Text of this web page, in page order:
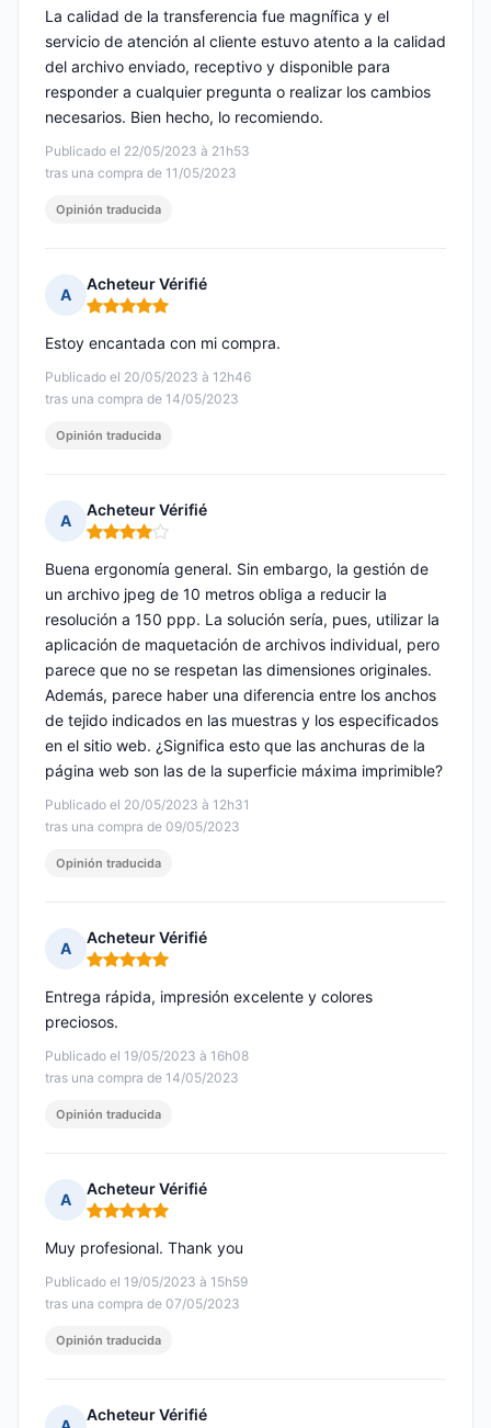
Publicado el 22/05/2023 à 21h53
tras una compra de 11/05/2023
La calidad de la transferencia fue magnífica y el
servicio de atención al cliente estuvo atento a la calidad
del archivo enviado, receptivo y disponible para
responder a cualquier pregunta o realizar los cambios
necesarios. Bien hecho, lo recomiendo.
Opinión traducida
A
Acheteur Vérifié
Nota: 5 de 5
Publicado el 20/05/2023 à 12h46
tras una compra de 14/05/2023
Estoy encantada con mi compra.
Opinión traducida
A
Acheteur Vérifié
Nota: 4 de 5
Publicado el 20/05/2023 à 12h31
tras una compra de 09/05/2023
Buena ergonomía general. Sin embargo, la gestión de
un archivo jpeg de 10 metros obliga a reducir la
resolución a 150 ppp. La solución sería, pues, utilizar la
aplicación de maquetación de archivos individual, pero
parece que no se respetan las dimensiones originales.
Además, parece haber una diferencia entre los anchos
de tejido indicados en las muestras y los especificados
en el sitio web. ¿Significa esto que las anchuras de la
página web son las de la superficie máxima imprimible?
Opinión traducida
A
Acheteur Vérifié
Nota: 5 de 5
Publicado el 19/05/2023 à 16h08
tras una compra de 14/05/2023
Entrega rápida, impresión excelente y colores
preciosos.
Opinión traducida
A
Acheteur Vérifié
Nota: 5 de 5
Publicado el 19/05/2023 à 15h59
tras una compra de 07/05/2023
Muy profesional. Thank you
Opinión traducida
Acheteur Vérifié